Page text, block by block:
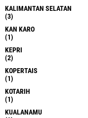
KALIMANTAN SELATAN
(3)
KAN KARO
(1)
KEPRI
(2)
KOPERTAIS
(1)
KOTARIH
(1)
KUALANAMU